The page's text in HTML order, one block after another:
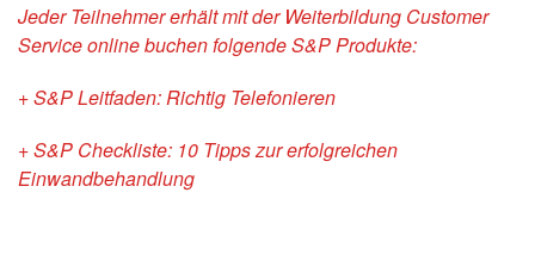
Jeder Teilnehmer erhält mit der Weiterbildung Customer
Service online buchen folgende S&P Produkte:
+ S&P Leitfaden: Richtig Telefonieren
+ S&P Checkliste: 10 Tipps zur erfolgreichen
Einwandbehandlung